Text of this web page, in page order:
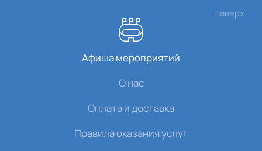
Наверх
Афиша мероприятий
О нас
Оплата и доставка
Правила оказания услуг